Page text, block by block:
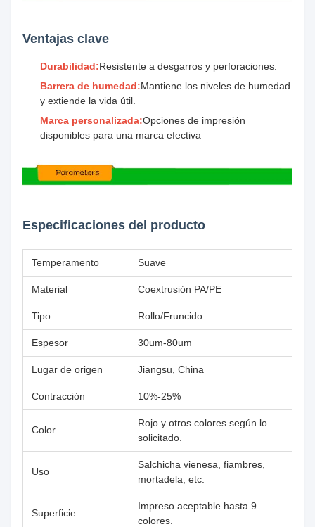
Ventajas clave
Durabilidad:Resistente a desgarros y perforaciones.
Barrera de humedad:Mantiene los niveles de humedad
y extiende la vida útil.
Marca personalizada:Opciones de impresión
disponibles para una marca efectiva
Especificaciones del producto
Temperamento Suave
Material Coextrusión PA/PE
Tipo Rollo/Fruncido
Espesor 30um-80um
Lugar de origen Jiangsu, China
Contracción 10%-25%
Color
Rojo y otros colores según lo
solicitado.
Uso
Salchicha vienesa, fiambres,
mortadela, etc.
Superficie
Impreso aceptable hasta 9
colores.